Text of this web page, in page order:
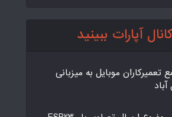
آپارات ببینید
موبایل به میزبانی